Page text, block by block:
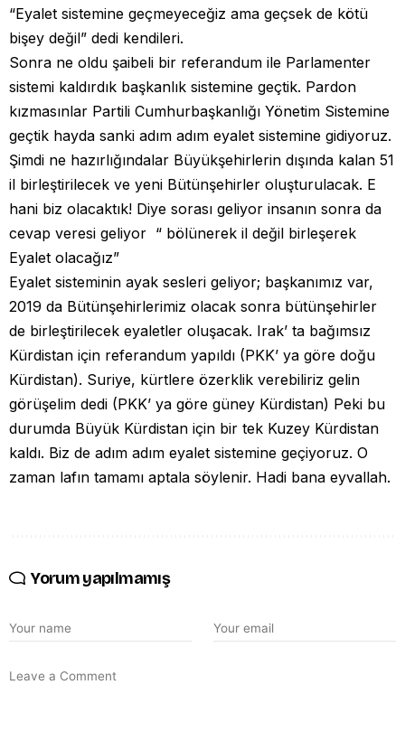
“Eyalet sistemine geçmeyeceğiz ama geçsek de kötü
bişey değil” dedi kendileri.
Sonra ne oldu şaibeli bir referandum ile Parlamenter
sistemi kaldırdık başkanlık sistemine geçtik. Pardon
kızmasınlar Partili Cumhurbaşkanlığı Yönetim Sistemine
geçtik hayda sanki adım adım eyalet sistemine gidiyoruz.
Şimdi ne hazırlığındalar Büyükşehirlerin dışında kalan 51
il birleştirilecek ve yeni Bütünşehirler oluşturulacak. E
hani biz olacaktık! Diye sorası geliyor insanın sonra da
cevap veresi geliyor “ bölünerek il değil birleşerek
Eyalet olacağız”
Eyalet sisteminin ayak sesleri geliyor; başkanımız var,
2019 da Bütünşehirlerimiz olacak sonra bütünşehirler
de birleştirilecek eyaletler oluşacak. Irak’ ta bağımsız
Kürdistan için referandum yapıldı (PKK’ ya göre doğu
Kürdistan). Suriye, kürtlere özerklik verebiliriz gelin
görüşelim dedi (PKK’ ya göre güney Kürdistan) Peki bu
durumda Büyük Kürdistan için bir tek Kuzey Kürdistan
kaldı. Biz de adım adım eyalet sistemine geçiyoruz. O
zaman lafın tamamı aptala söylenir. Hadi bana eyvallah.
Yorum yapılmamış